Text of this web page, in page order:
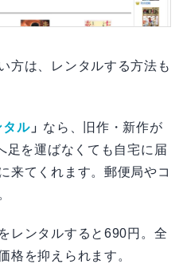
方は、レンタルする方法も
タル」 なら、旧作・新作が
足を運ばなくても自宅に届
来てくれます。郵便局やコ
レンタルすると690円。全
格を抑えられます。